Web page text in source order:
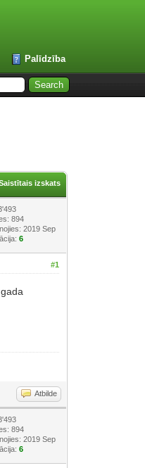
Palīdzība
izskats
894
2019 Sep
6
#1
Atbilde
894
2019 Sep
6